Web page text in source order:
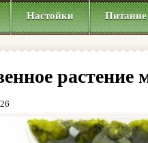
Настойки Питание
растение